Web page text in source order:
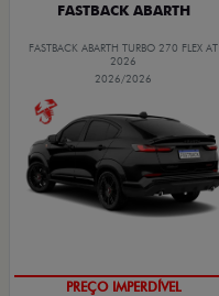
FASTBACK ABARTH
FASTBACK ABARTH TURBO 270 FLEX AT
2026
2026/2026
TAXA ZERO